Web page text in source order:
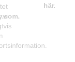
.
vi
här.